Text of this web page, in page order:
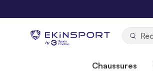
by
Chaussures